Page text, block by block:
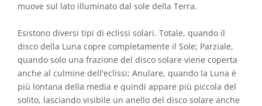
muove sul lato illuminato dal sole della Terra.
Esistono diversi tipi di eclissi solari. Totale, quando il
disco della Luna copre completamente il Sole; Parziale,
quando solo una frazione del disco solare viene coperta
anche al culmine dell'eclissi; Anulare, quando la Luna è
più lontana della media e quindi appare più piccola del
solito, lasciando visibile un anello del disco solare anche